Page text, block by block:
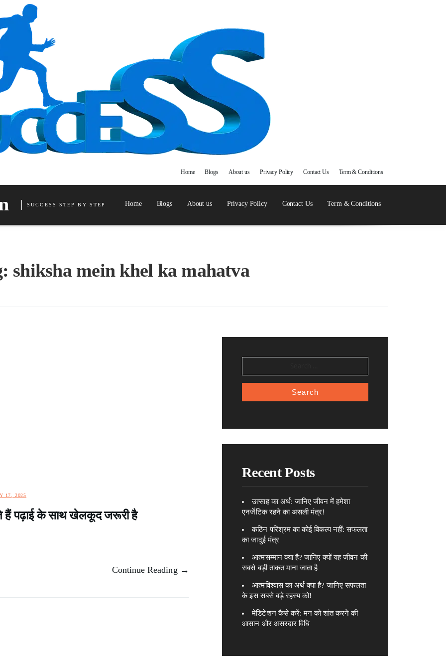
Home Blogs About us Privacy Policy Contact Us Term & Conditions
SUCCESS STEP BY STEP Home Blogs About us Privacy Policy Contact Us Term & Conditions
shiksha mein khel ka mahatva
17, 2025
हैं पढ़ाई के साथ खेलकूद जरूरी है
Continue Reading →
FOR:
Recent Posts
उत्साह का अर्थ: जानिए जीवन में हमेशा
एनर्जेटिक रहने का असली मंत्र!
कठिन परिश्रम का कोई विकल्प नहीं: सफलता
का जादुई मंत्र
आत्मसम्मान क्या है? जानिए क्यों यह जीवन की
सबसे बड़ी ताकत माना जाता है
आत्मविश्वास का अर्थ क्या है? जानिए सफलता
के इस सबसे बड़े रहस्य को!
मेडिटेशन कैसे करें: मन को शांत करने की
आसान और असरदार विधि